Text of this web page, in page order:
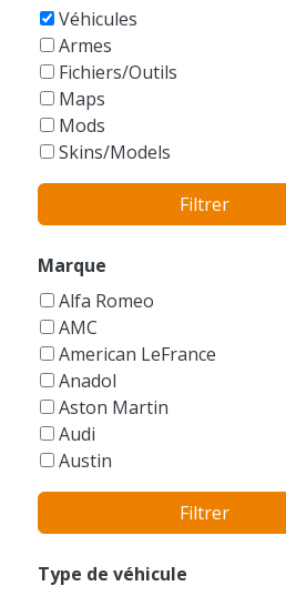
Véhicules
Armes
Fichiers/Outils
Maps
Mods
Skins/Models
Filtrer
Marque
Alfa Romeo
AMC
American LeFrance
Anadol
Aston Martin
Audi
Austin
Autres/Sans marque
BMW
Bobcat
Filtrer
Type de véhicule